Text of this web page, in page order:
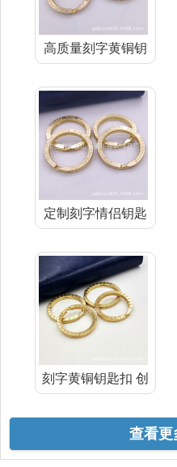
高质量刻字黄铜钥
定制刻字情侣钥匙
刻字黄铜钥匙扣 创
查看更